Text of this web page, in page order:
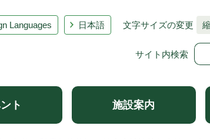
Languages 日本語 文字サイズの変更
サイト内検索
ト 施設案内